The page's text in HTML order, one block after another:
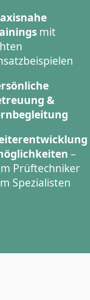
mit
&
–
Prüftechniker
Spezialisten